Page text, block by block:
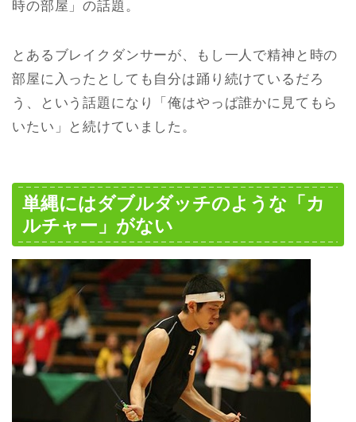
時の部屋」の話題。
とあるブレイクダンサーが、もし一人で精神と時の
部屋に入ったとしても自分は踊り続けているだろ
う、という話題になり「俺はやっぱ誰かに見てもら
いたい」と続けていました。
単縄にはダブルダッチのような「カ
ルチャー」がない